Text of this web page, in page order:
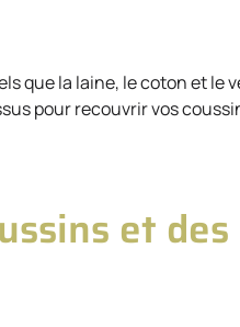
que la laine, le coton et
pour recouvrir vos
et